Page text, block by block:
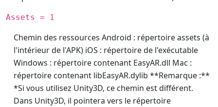
Assets = 1
Chemin des ressources Android : répertoire assets (à
l'intérieur de l'APK) iOS : répertoire de l'exécutable
Windows : répertoire contenant EasyAR.dll Mac :
répertoire contenant libEasyAR.dylib **Remarque :**
*Si vous utilisez Unity3D, ce chemin est différent.
Dans Unity3D, il pointera vers le répertoire